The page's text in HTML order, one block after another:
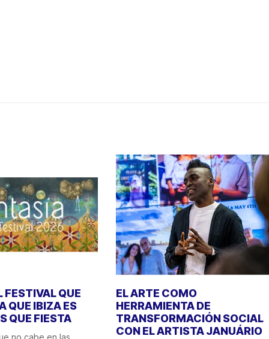
FESTIVAL QUE
QUE IBIZA ES
QUE FIESTA
no cabe en las
EL ARTE COMO
HERRAMIENTA DE
TRANSFORMACIÓN SOCIAL
CON EL ARTISTA JANUÁRIO